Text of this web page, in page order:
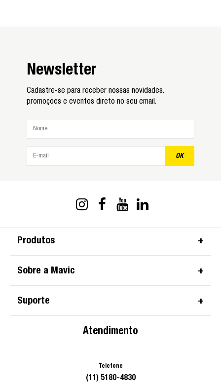
Newsletter
Cadastre-se para receber nossas novidades.
promoções e eventos direto no seu email.
OK
Produtos
Sobre a Mavic
Suporte
Atendimento
Telefone
(11) 5180-4830